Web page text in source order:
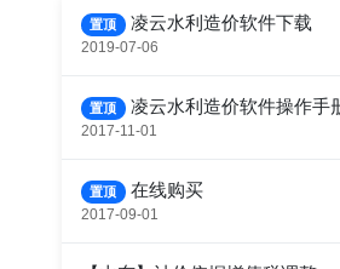
置顶 凌云水利造价软件下载
2019-07-06
置顶 凌云水利造价软件操作手
2017-11-01
置顶 在线购买
2017-09-01